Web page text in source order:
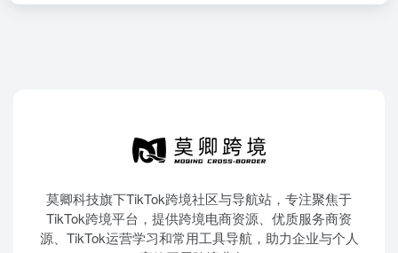
莫卿科技旗下TikTok跨境社区与导航站，专注聚焦于
TikTok跨境平台，提供跨境电商资源、优质服务商资
源、TikTok运营学习和常用工具导航，助力企业与个人